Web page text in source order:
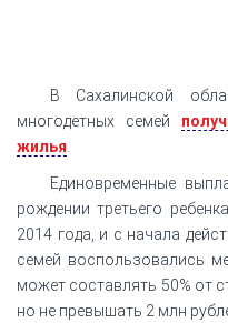
В Сахалинской
многодетных семей
жилья
Единовременные
рождении третьего
2014 года, и с начала
семей воспользовались
может составлять 50% от
но не превышать 2 млн